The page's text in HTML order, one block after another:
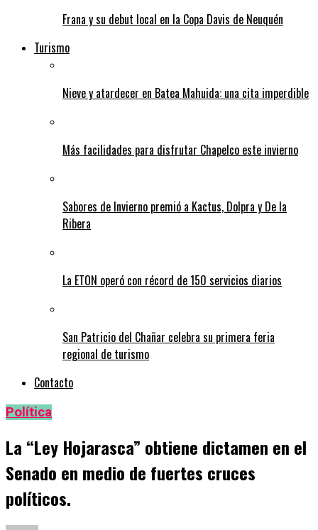
Frana y su debut local en la Copa Davis de Neuquén
Turismo
Nieve y atardecer en Batea Mahuida: una cita imperdible
Más facilidades para disfrutar Chapelco este invierno
Sabores de Invierno premió a Kactus, Dolpra y De la
Ribera
La ETON operó con récord de 150 servicios diarios
San Patricio del Chañar celebra su primera feria
regional de turismo
Contacto
Política
La “Ley Hojarasca” obtiene dictamen en el
Senado en medio de fuertes cruces
políticos.